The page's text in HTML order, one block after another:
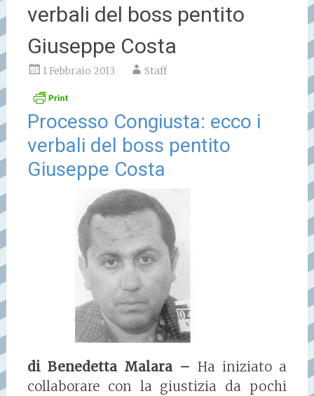
verbali del boss pentito
Giuseppe Costa
1 Febbraio 2013 Staff
Processo Congiusta: ecco i
verbali del boss pentito
Giuseppe Costa
di Benedetta Malara – Ha iniziato a
collaborare con la giustizia da pochi